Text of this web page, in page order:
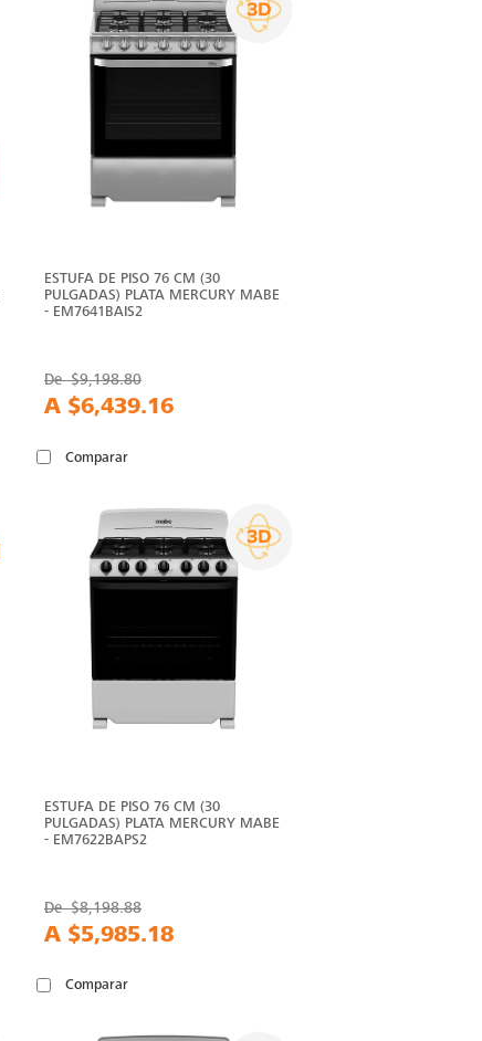
ESTUFA DE PISO 76 CM (30
PULGADAS) PLATA MERCURY MABE
- EM7641BAIS2
De$9,198.80
A $6,439.16
Comparar
ESTUFA DE PISO 76 CM (30
PULGADAS) PLATA MERCURY MABE
- EM7622BAPS2
De$8,198.88
A $5,985.18
Comparar